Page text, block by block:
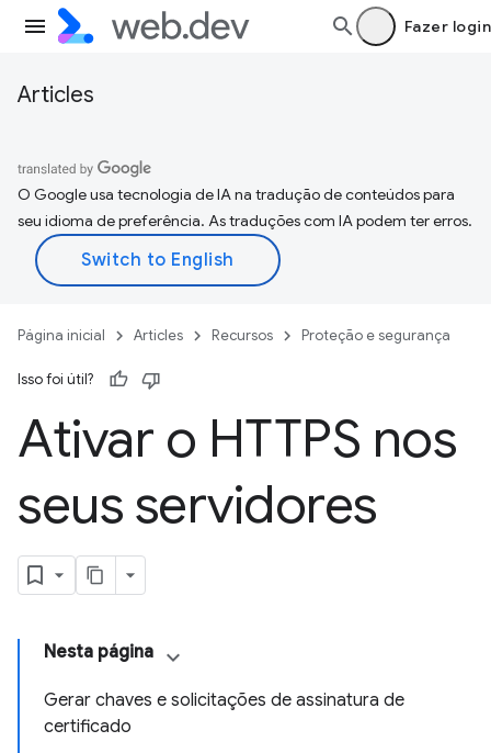
Fazer login
Articles
O Google usa tecnologia de IA na tradução de conteúdos para
seu idioma de preferência. As traduções com IA podem ter erros.
Página inicial Articles Recursos Proteção e segurança
Isso foi útil?
Ativar o HTTPS nos
seus servidores
Nesta página
Gerar chaves e solicitações de assinatura de
certificado